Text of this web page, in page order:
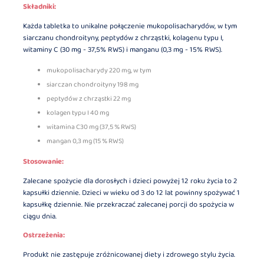
Składniki:
Każda tabletka to unikalne połączenie mukopolisacharydów, w tym
siarczanu chondroityny, peptydów z chrząstki, kolagenu typu I,
witaminy C (30 mg - 37,5% RWS) i manganu (0,3 mg - 15% RWS).
mukopolisacharydy 220 mg, w tym
siarczan chondroityny 198 mg
peptydów z chrząstki 22 mg
kolagen typu I 40 mg
witamina C30 mg (37,5 % RWS)
mangan 0,3 mg (15 % RWS)
Stosowanie:
Zalecane spożycie dla dorosłych i dzieci powyżej 12 roku życia to 2
kapsułki dziennie. Dzieci w wieku od 3 do 12 lat powinny spożywać 1
kapsułkę dziennie. Nie przekraczać zalecanej porcji do spożycia w
ciągu dnia.
Ostrzeżenia:
Produkt nie zastępuje zróżnicowanej diety i zdrowego stylu życia.